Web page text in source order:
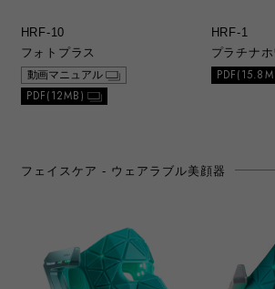
HRF-10
フォトプラス
動画マニュアル
PDF(12MB)
HRF-1
プラチナ
フェイスケア - ウェアラブル美顔器